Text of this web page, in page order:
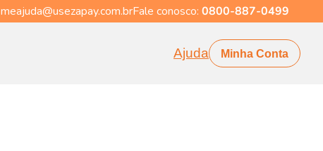
meajuda@usezapay.com.brFale conosco: 0800-887-0499
Ajuda Minha Conta